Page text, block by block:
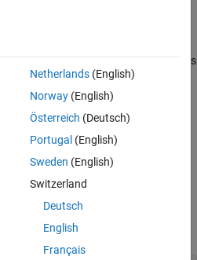
that the hash is incomplete or is
verify, or retrieve date from the
you clean up or reinitialize the
Netherlands(English)
Norway(English)
Österreich (Deutsch)
Portugal (English)
Sweden (English)
Switzerland
Deutsch
English
Français